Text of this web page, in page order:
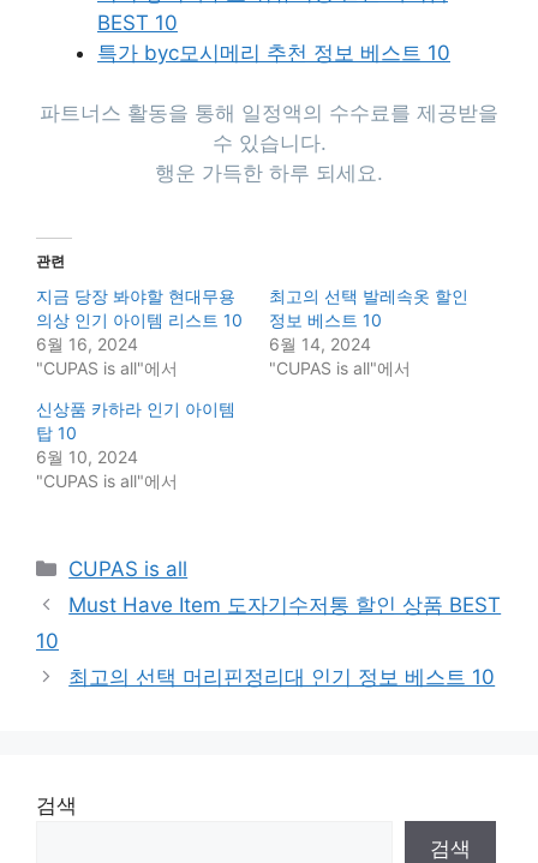
BEST 10
특가 byc모시메리 추천 정보 베스트 10
파트너스 활동을 통해 일정액의 수수료를 제공받을
수 있습니다.
행운 가득한 하루 되세요.
관련
지금 당장 봐야할 현대무용
의상 인기 아이템 리스트 10
6월 16, 2024
"CUPAS is all"에서
최고의 선택 발레속옷 할인
정보 베스트 10
6월 14, 2024
"CUPAS is all"에서
신상품 카하라 인기 아이템
탑 10
6월 10, 2024
"CUPAS is all"에서
Categories
CUPAS is all
Must Have Item 도자기수저통 할인 상품 BEST
10
최고의 선택 머리핀정리대 인기 정보 베스트 10
검색
검색